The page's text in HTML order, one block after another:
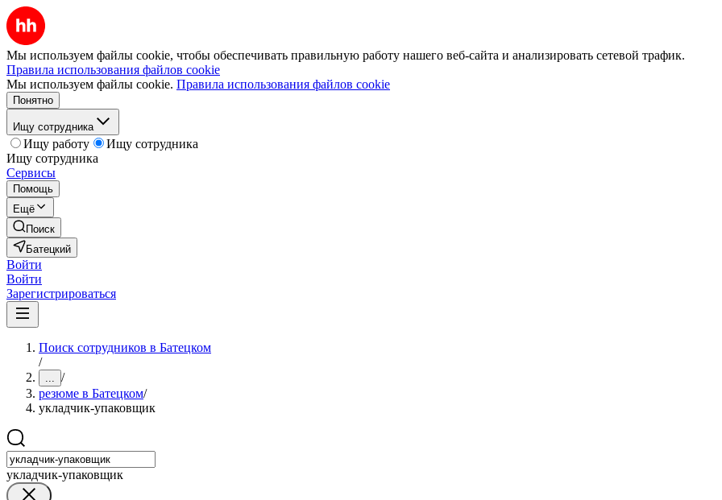
Мы используем файлы cookie, чтобы обеспечивать правильную работу нашего веб-сайта и анализировать сетевой трафик.
Правила использования файлов cookie
Мы используем файлы cookie. Правила использования файлов cookie
Понятно
Ищу сотрудника
Ищу работу
Ищу сотрудника
Ищу сотрудника
Сервисы
Помощь
Ещё
Поиск
Батецкий
Войти
Войти
Зарегистрироваться
Поиск сотрудников в Батецком
/
... /
резюме в Батецком/
укладчик-упаковщик
укладчик-упаковщик